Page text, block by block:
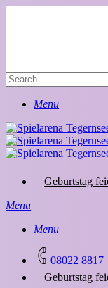
SearchMenu
Geburtstag
Menu
Menu
08022 8817
Geburtstag fei